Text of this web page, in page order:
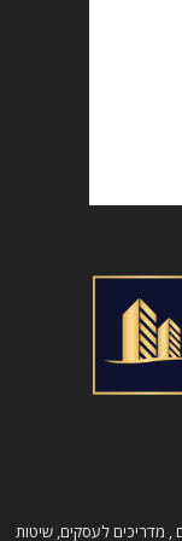
, מדריכים לעסקים, שיטות